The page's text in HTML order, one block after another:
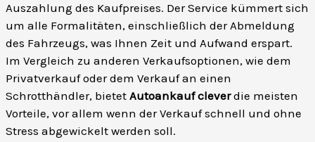
Auszahlung des Kaufpreises. Der Service kümmert sich
um alle Formalitäten, einschließlich der Abmeldung
des Fahrzeugs, was Ihnen Zeit und Aufwand erspart.
Im Vergleich zu anderen Verkaufsoptionen, wie dem
Privatverkauf oder dem Verkauf an einen
Schrotthändler, bietet Autoankauf cleverdie meisten
Vorteile, vor allem wenn der Verkauf schnell und ohne
Stress abgewickelt werden soll.